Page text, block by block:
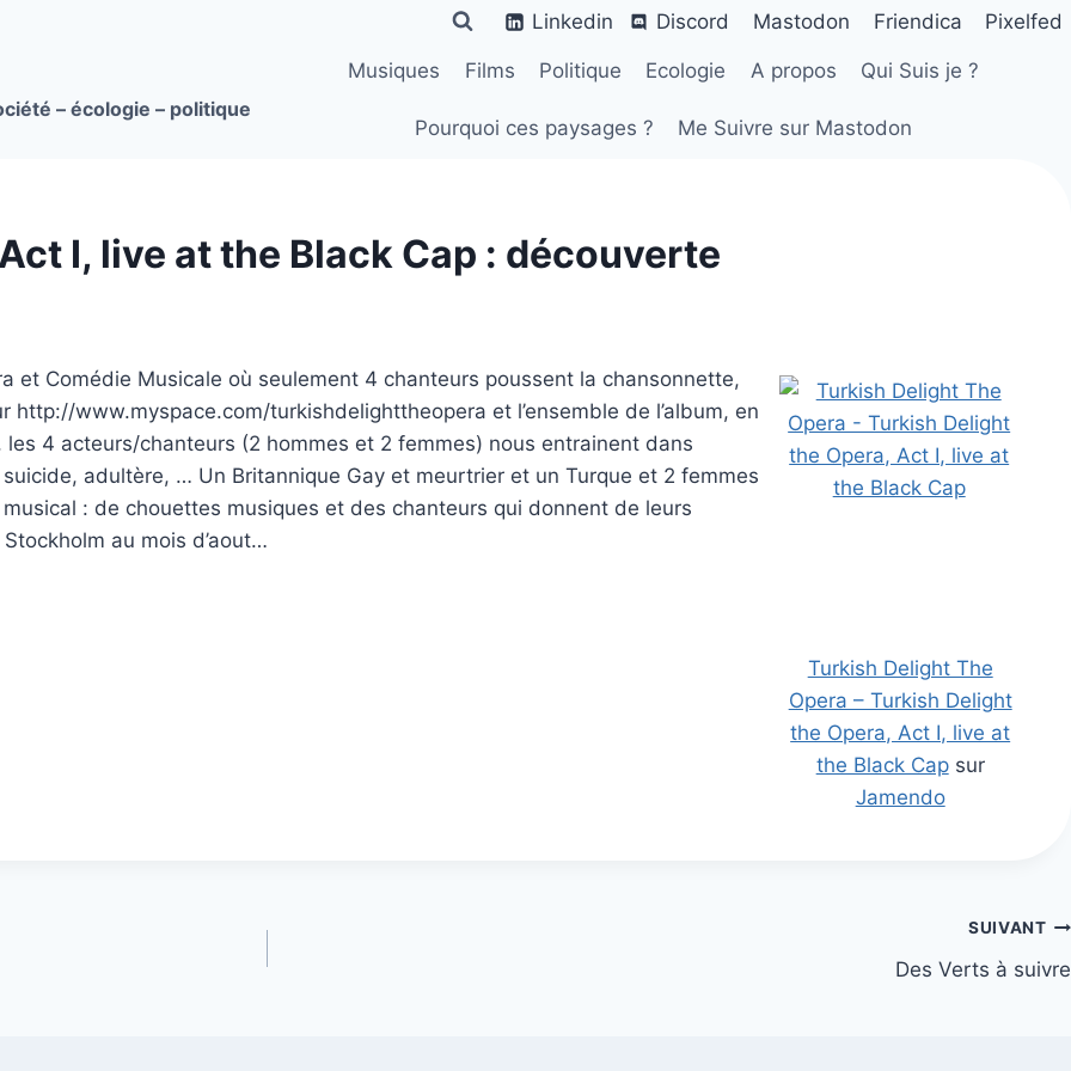
Linkedin Discord Mastodon Friendica Pixelfed
– écologie – politique
Musiques Films Politique Ecologie A propos Qui Suis je ?
Pourquoi ces paysages ? Me Suivre sur Mastodon
I, live at the Black Cap : découverte
Turkish Delight The
Opera – Turkish Delight
the Opera, Act I, live at
the Black Capsur
Jamendo
et Comédie Musicale où seulement 4 chanteurs poussent la chansonnette,
http://www.myspace.com/turkishdelighttheopera et l’ensemble de l’album, en
4 acteurs/chanteurs (2 hommes et 2 femmes) nous entrainent dans
suicide, adultère, … Un Britannique Gay et meurtrier et un Turque et 2 femmes
: de chouettes musiques et des chanteurs qui donnent de leurs
au mois d’aout…
SUIVANT
Des Verts à suivre